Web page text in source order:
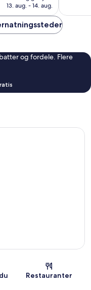
643 kr.
13. aug. - 14. aug.
og fordele. Flere
Restauranter